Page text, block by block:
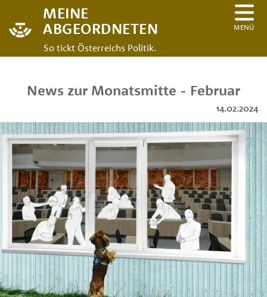
MEINE
ABGEORDNETEN
So tickt Österreichs Politik.
MENÜ
14.02.2024
News zur Monatsmitte - Februar